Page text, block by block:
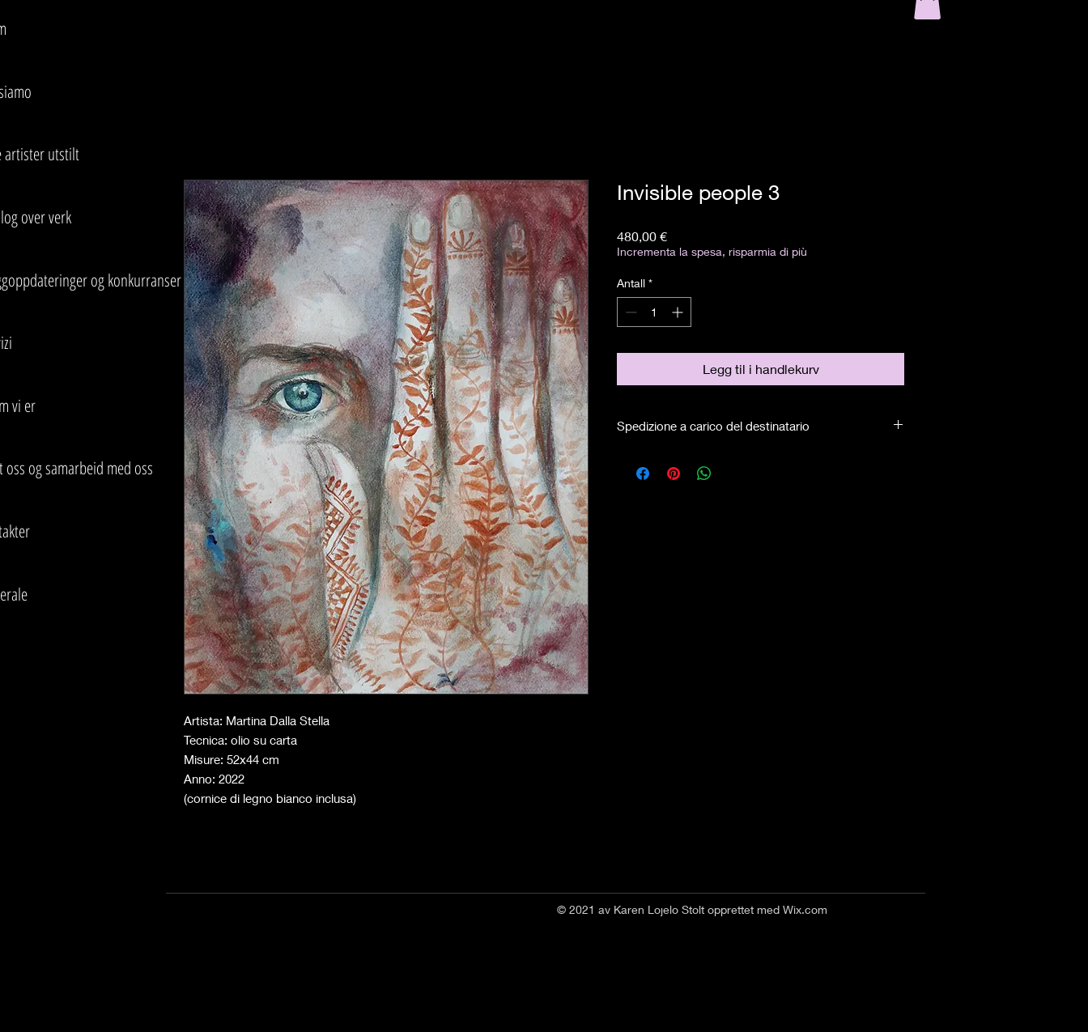
Artista: Martina Dalla Stella
Tecnica: olio su carta
Misure: 52x44 cm
Anno: 2022
(cornice di legno bianco inclusa)
Invisible people 3
480,00 €Pris
Incrementa la spesa, risparmia di più
Antall *
Legg til i handlekurv
Spedizione a carico del destinatario
artister utstilt
over verk
og konkurranser
vi er
oss og samarbeid med oss
© 2021 av Karen Lojelo Stolt opprettet med Wix.com